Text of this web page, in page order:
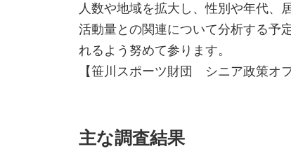
人数や地域を拡大し、性別や年代、
活動量との関連について分析する予
れるよう努めて参ります。
【笹川スポーツ財団 シニア政策オ
主な調査結果